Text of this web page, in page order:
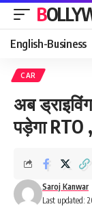
English-Business
CAR
अब
पड़ेगा RTO
Last updated:
Saroj Kanwar